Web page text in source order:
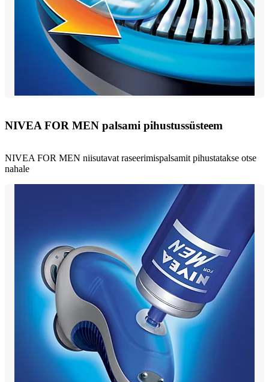
NIVEA FOR MEN palsami pihustussüsteem
NIVEA FOR MEN niisutavat raseerimispalsamit pihustatakse otse
nahale